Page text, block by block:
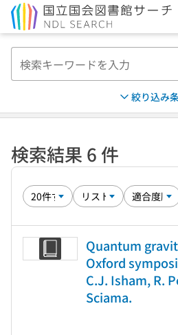
絞り込み
検索結果 6 件
Quantum
Oxford
C.J. Isham, R.
Sciama.